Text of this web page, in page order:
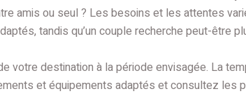
amis ou seul ? Les besoins et les attentes
tandis qu’un couple recherche peut-être
destination à la période envisagée. La
et équipements adaptés et consultez